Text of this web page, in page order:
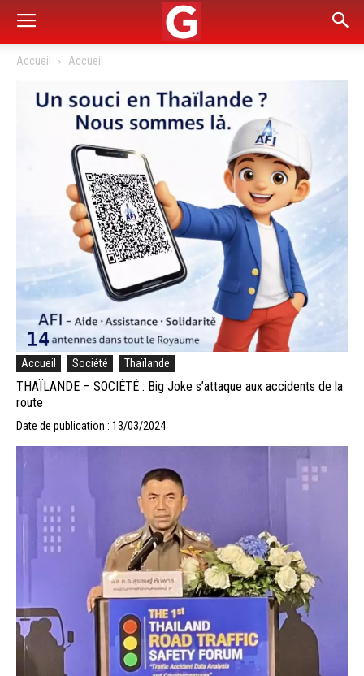
Accueil Accueil
Accueil Société Thaïlande
THAÏLANDE – SOCIÉTÉ : Big Joke s’attaque aux accidents de la
route
Date de publication : 13/03/2024